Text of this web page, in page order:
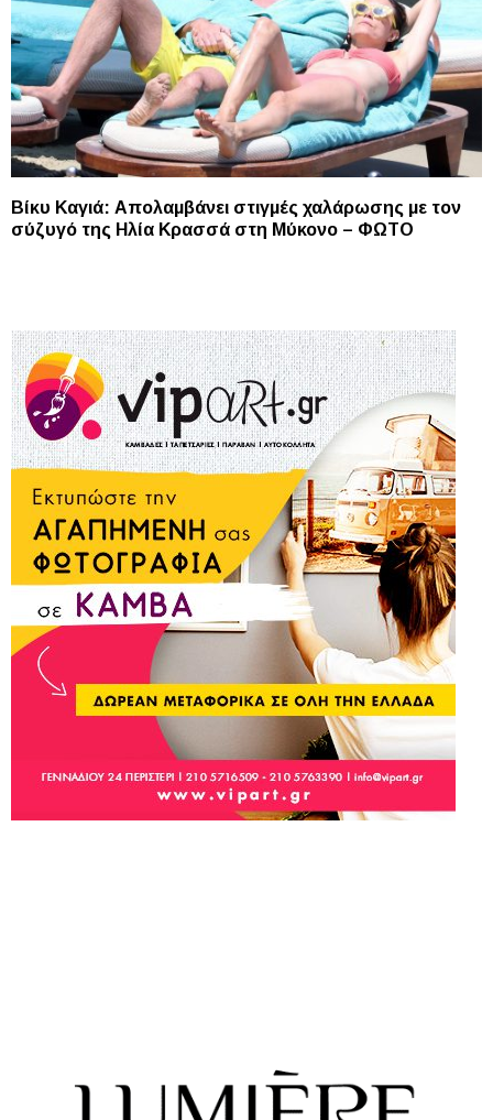
Βίκυ Καγιά: Απολαμβάνει στιγμές χαλάρωσης με τον
σύζυγό της Ηλία Κρασσά στη Μύκονο – ΦΩΤΟ